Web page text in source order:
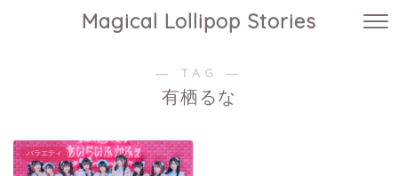
Magical Lollipop Stories
― TAG ―
有栖るな
バラエティ